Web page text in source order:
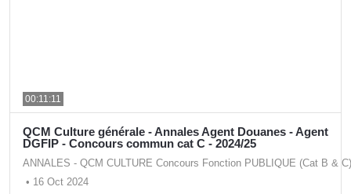
00:11:11
QCM Culture générale - Annales Agent Douanes - Agent
DGFIP - Concours commun cat C - 2024/25
ANNALES - QCM CULTURE Concours Fonction PUBLIQUE (Cat B & C)
• 16 Oct 2024